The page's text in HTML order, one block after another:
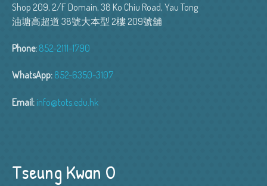
Shop 209, 2/F Domain, 38 Ko Chiu Road, Yau Tong
油塘高超道 38號大本型 2樓 209號舖
Phone: 852-2111-1790
WhatsApp: 852-6350-3107
Email: info@tots.edu.hk
Tseung Kwan O